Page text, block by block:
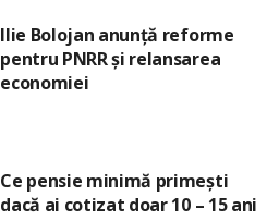
Ilie Bolojan anunță reforme
pentru PNRR și relansarea
economiei
Ce pensie minimă primești
dacă ai cotizat doar 10 – 15 ani